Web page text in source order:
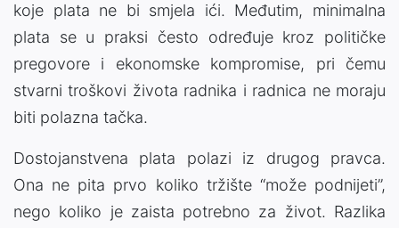
koje plata ne bi smjela ići. Međutim, minimalna
plata se u praksi često određuje kroz političke
pregovore i ekonomske kompromise, pri čemu
stvarni troškovi života radnika i radnica ne moraju
biti polazna tačka.
Dostojanstvena plata polazi iz drugog pravca.
Ona ne pita prvo koliko tržište “može podnijeti”,
nego koliko je zaista potrebno za život. Razlika